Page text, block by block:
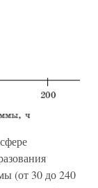
(от 30 до 240